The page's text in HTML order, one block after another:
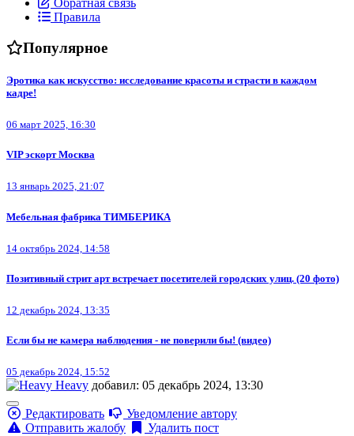
Обратная связь
Правила
Популярное
Эротика как искусство: исследование красоты и страсти в каждом
кадре!
06 март 2025, 16:30
VIP эскорт Москва
13 январь 2025, 21:07
Мебельная фабрика ТИМБЕРИКА
14 октябрь 2024, 14:58
Позитивный стрит арт встречает посетителей городских улиц. (20 фото)
12 декабрь 2024, 13:35
Если бы не камера наблюдения - не поверили бы! (видео)
05 декабрь 2024, 15:52
Heavy добавил: 05 декабрь 2024, 13:30
Редактировать
Уведомление автору
Отправить жалобу
Удалить пост